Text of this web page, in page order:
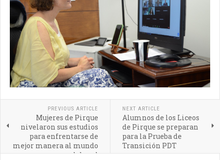
PREVIOUS ARTICLE
Mujeres de Pirque
nivelaron sus estudios
para enfrentarse de
mejor manera al mundo
laboral
NEXT ARTICLE
Alumnos de los Liceos
de Pirque se preparan
para la Prueba de
Transición PDT